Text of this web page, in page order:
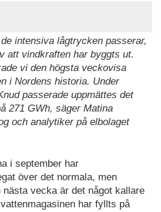
intensiva lågtrycken passerar,
att vindkraften har byggts ut.
vi den högsta veckovisa
i Nordens historia. Under
passerade uppmättes det
271 GWh, säger Matina
och analytiker på elbolaget
i september har
över det normala, men
nästa vecka är det något kallare
har fyllts på